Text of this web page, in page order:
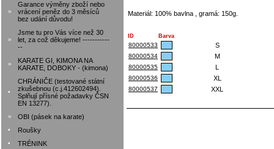
»
Garance výměny zboží nebo
vrácení peněz do 3 měsíců
bez udání důvodu!
»
Jsme tu pro Vás více než 30
let, za což děkujeme! -----------
--
»
KARATE GI, KIMONA NA
KARATE, DOBOKY - (kimona)
•
CHRÁNIČE (testované státní
zkušebnou (c.j.412602494).
Splňují přísné požadavky ČSN
EN 13277).
» OBI (pásek na karate)
• Roušky
• TRÉNINK
Materiál: 100% bavlna , gramá: 150g.
ID Barva
80000533 S
80000534 M
80000535 L
80000536 XL
80000537 XXL